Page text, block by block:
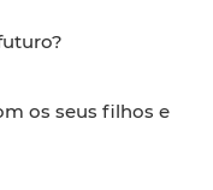
os seus filhos e